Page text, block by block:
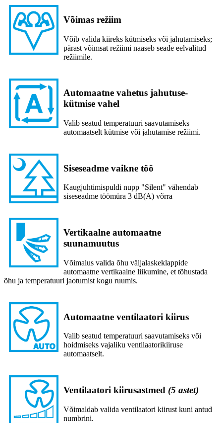
Võimas režiim
Võib valida kiireks kütmiseks või jahutamiseks;
pärast võimsat režiimi naaseb seade eelvalitud
režiimile.
Automaatne vahetus jahutuse-
kütmise vahel
Valib seatud temperatuuri saavutamiseks
automaatselt kütmise või jahutamise režiimi.
Siseseadme vaikne töö
Kaugjuhtimispuldi nupp "Silent" vähendab
siseseadme töömüra 3 dB(A) võrra
Vertikaalne automaatne
suunamuutus
Võimalus valida õhu väljalaskeklappide
automaatne vertikaalne liikumine, et tõhustada
õhu ja temperatuuri jaotumist kogu ruumis.
Automaatne ventilaatori kiirus
Valib seatud temperatuuri saavutamiseks või
hoidmiseks vajaliku ventilaatorikiiruse
automaatselt.
Ventilaatori kiirusastmed (5 astet)
Võimaldab valida ventilaatori kiirust kuni antud
numbrini.